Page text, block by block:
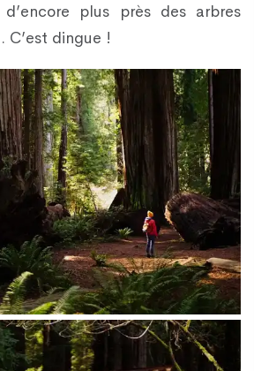
plus près des arbres
dingue !